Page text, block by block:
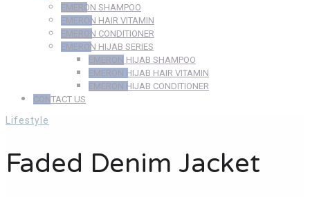
EMERON SHAMPOO
EMERON HAIR VITAMIN
EMERON CONDITIONER
EMERON HIJAB SERIES
EMERON HIJAB SHAMPOO
EMERON HIJAB HAIR VITAMIN
EMERON HIJAB CONDITIONER
CONTACT US
Lifestyle
Faded Denim Jacket